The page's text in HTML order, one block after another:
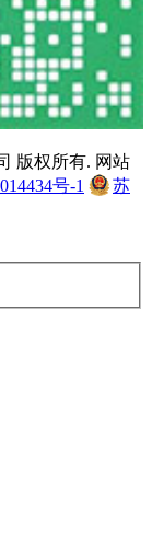
版权所有. 网站
号-1
苏